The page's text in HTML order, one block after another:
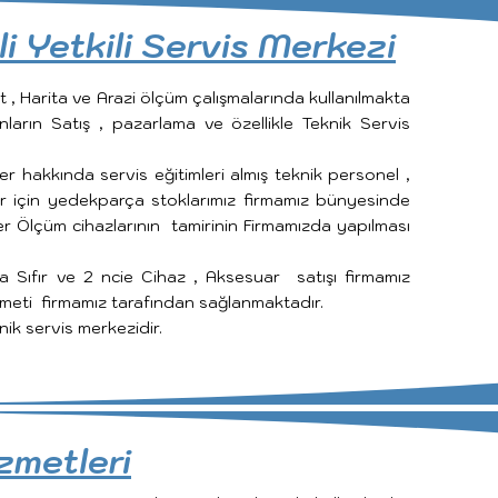
Yetkili Servis Merkezi
Harita ve Arazi ölçüm çalışmalarında kullanılmakta
Satış , pazarlama ve özellikle Teknik Servis
hakkında servis eğitimleri almış teknik personel ,
yedekparça stoklarımız firmamız bünyesinde
cihazlarının tamirinin Firmamızda yapılması
Sıfır ve 2 ncie Cihaz , Aksesuar satışı firmamız
firmamız tarafından sağlanmaktadır.
servis merkezidir.